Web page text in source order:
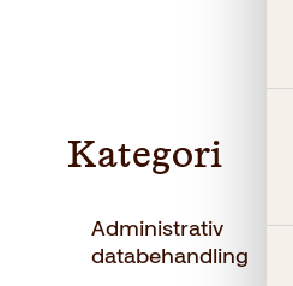
Kategori
Administrativ
databehandling